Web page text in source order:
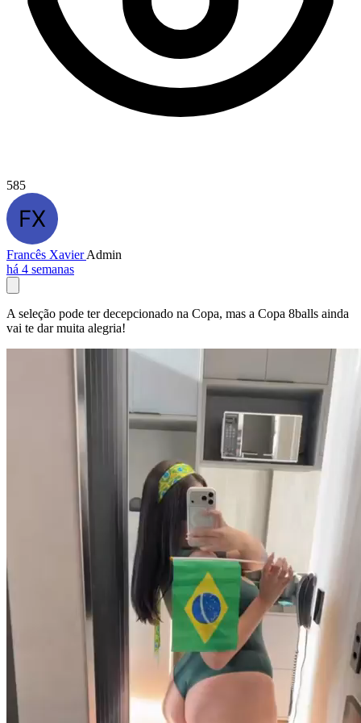
585
Francês XavierAdmin
há 4 semanas
A seleção pode ter decepcionado na Copa, mas a Copa 8balls ainda
vai te dar muita alegria!